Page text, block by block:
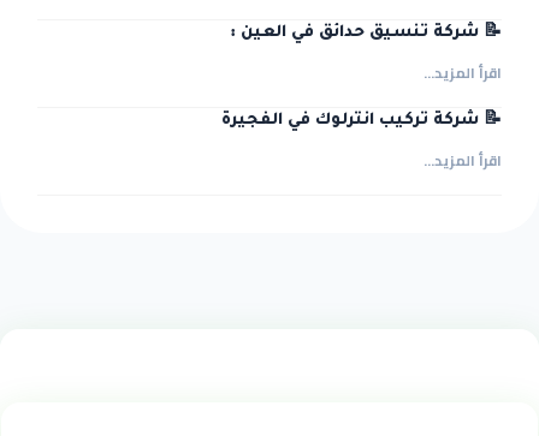
📝 شركة تنسيق حدائق في العين :
اقرأ المزيد...
📝 شركة تركيب انترلوك في الفجيرة
اقرأ المزيد...